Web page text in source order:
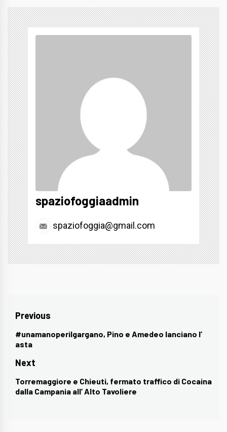
spaziofoggiaadmin
spaziofoggia@gmail.com
Navigazione
articoli
Previous
Previous
post:
#unamanoperilgargano, Pino e Amedeo lanciano l’
asta
Next
Next
post:
Torremaggiore e Chieuti, fermato traffico di Cocaina
dalla Campania all’ Alto Tavoliere